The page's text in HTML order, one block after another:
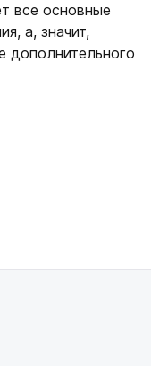
все основные
а, значит,
дополнительного